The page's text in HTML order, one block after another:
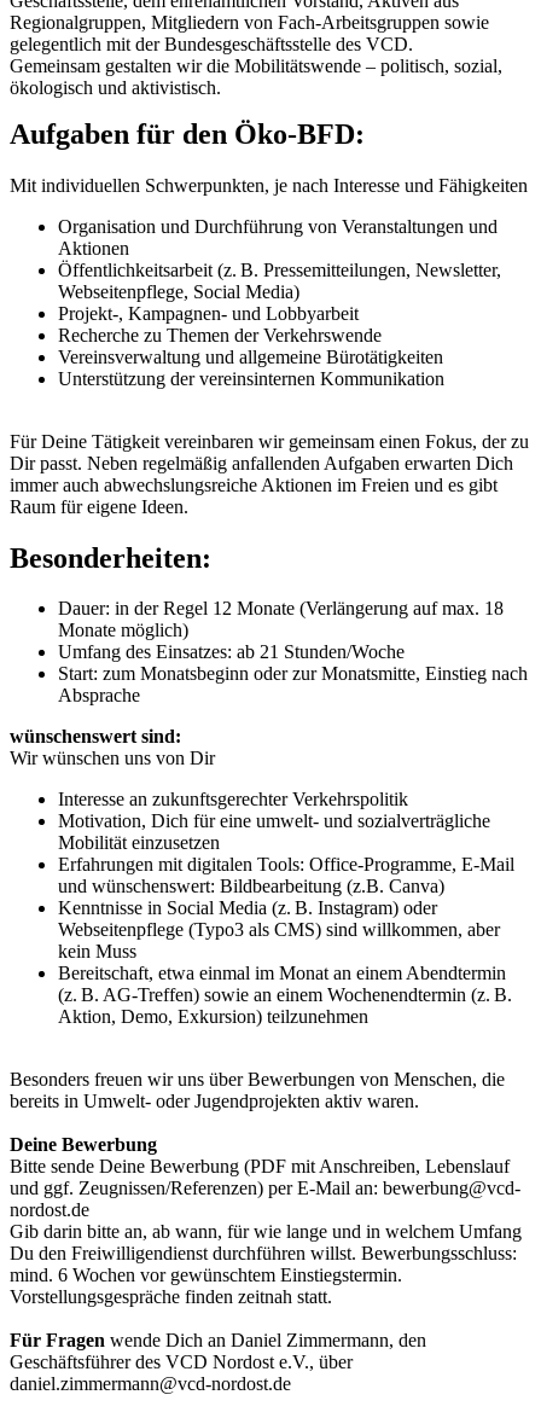
Regionalgruppen, Mitgliedern von Fach-Arbeitsgruppen sowie
gelegentlich mit der Bundesgeschäftsstelle des VCD.
Gemeinsam gestalten wir die Mobilitätswende – politisch, sozial,
ökologisch und aktivistisch.
Aufgaben für den Öko-BFD:
Mit individuellen Schwerpunkten, je nach Interesse und Fähigkeiten
Organisation und Durchführung von Veranstaltungen und
Aktionen
Öffentlichkeitsarbeit (z. B. Pressemitteilungen, Newsletter,
Webseitenpflege, Social Media)
Projekt-, Kampagnen- und Lobbyarbeit
Recherche zu Themen der Verkehrswende
Vereinsverwaltung und allgemeine Bürotätigkeiten
Unterstützung der vereinsinternen Kommunikation
Für Deine Tätigkeit vereinbaren wir gemeinsam einen Fokus, der zu
Dir passt. Neben regelmäßig anfallenden Aufgaben erwarten Dich
immer auch abwechslungsreiche Aktionen im Freien und es gibt
Raum für eigene Ideen.
Besonderheiten:
Dauer: in der Regel 12 Monate (Verlängerung auf max. 18
Monate möglich)
Umfang des Einsatzes: ab 21 Stunden/Woche
Start: zum Monatsbeginn oder zur Monatsmitte, Einstieg nach
Absprache
wünschenswert sind:
Wir wünschen uns von Dir
Interesse an zukunftsgerechter Verkehrspolitik
Motivation, Dich für eine umwelt- und sozialverträgliche
Mobilität einzusetzen
Erfahrungen mit digitalen Tools: Office-Programme, E-Mail
und wünschenswert: Bildbearbeitung (z.B. Canva)
Kenntnisse in Social Media (z. B. Instagram) oder
Webseitenpflege (Typo3 als CMS) sind willkommen, aber
kein Muss
Bereitschaft, etwa einmal im Monat an einem Abendtermin
(z. B. AG-Treffen) sowie an einem Wochenendtermin (z. B.
Aktion, Demo, Exkursion) teilzunehmen
Besonders freuen wir uns über Bewerbungen von Menschen, die
bereits in Umwelt- oder Jugendprojekten aktiv waren.
Deine Bewerbung
Bitte sende Deine Bewerbung (PDF mit Anschreiben, Lebenslauf
und ggf. Zeugnissen/Referenzen) per E-Mail an: bewerbung@vcd-
nordost.de
Gib darin bitte an, ab wann, für wie lange und in welchem Umfang
Du den Freiwilligendienst durchführen willst. Bewerbungsschluss:
mind. 6 Wochen vor gewünschtem Einstiegstermin.
Vorstellungsgespräche finden zeitnah statt.
Für Fragen wende Dich an Daniel Zimmermann, den
Geschäftsführer des VCD Nordost e.V., über
daniel.zimmermann@vcd-nordost.de